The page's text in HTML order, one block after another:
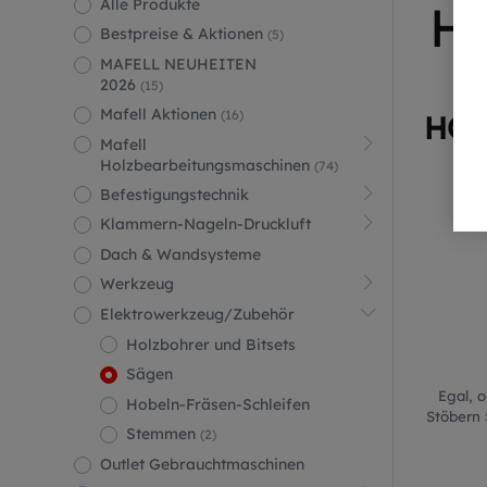
Alle Produkte
Bestpreise & Aktionen (5)
MAFELL NEUHEITEN
2026 (15)
Mafell Aktionen (16)
Mafell
Holzbearbeitungsmaschinen (74)
Befestigungstechnik
Klammern-Nageln-Druckluft
Dach & Wandsysteme
Werkzeug
Elektrowerkzeug/Zubehör
Holzbohrer und Bitsets
Sägen
Hobeln-Fräsen-Schleifen
Stemmen (2)
Outlet Gebrauchtmaschinen
Egal,
Stöbern